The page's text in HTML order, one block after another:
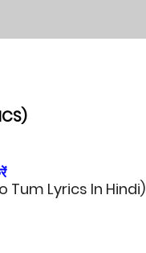
Tum Lyrics In Hindi)